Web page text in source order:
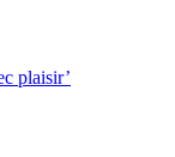
plaisir’